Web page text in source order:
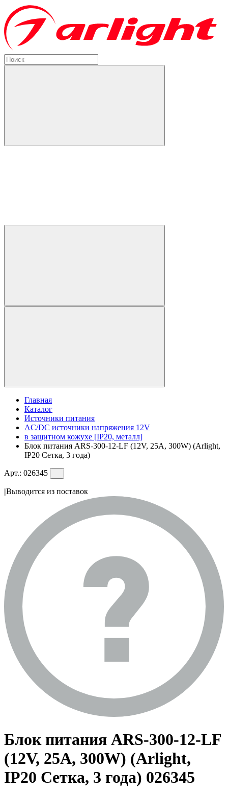
Главная
Каталог
Источники питания
AC/DC источники напряжения 12V
в защитном кожухе [IP20, металл]
Блок питания ARS-300-12-LF (12V, 25A, 300W) (Arlight,
IP20 Сетка, 3 года)
Арт.: 026345
|Выводится из поставок
Блок питания ARS-300-12-LF
(12V, 25A, 300W) (Arlight,
IP20 Сетка, 3 года) 026345